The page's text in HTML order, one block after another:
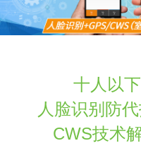
十人以
人脸识别防
CWS技术